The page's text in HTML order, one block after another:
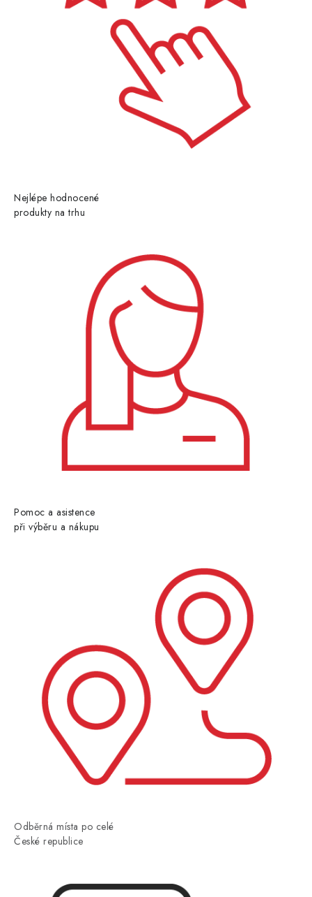
Nejlépe hodnocené
produkty na trhu
Pomoc a asistence
při výběru a nákupu
Odběrná místa po celé
České republice